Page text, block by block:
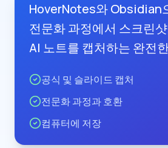
HoverNotes와 Obsidian
전문화 과정에서 스크린
AI 노트를 캡처하는 완전
공식 및 슬라이드 캡처
전문화 과정과 호환
컴퓨터에 저장